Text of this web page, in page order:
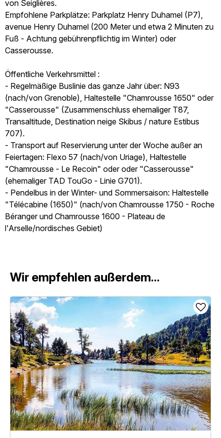
von Seiglières.
Empfohlene Parkplätze: Parkplatz Henry Duhamel (P7),
avenue Henry Duhamel (200 Meter und etwa 2 Minuten zu
Fuß - Achtung gebührenpflichtig im Winter) oder
Casserousse.
Öffentliche Verkehrsmittel :
- Regelmäßige Buslinie das ganze Jahr über: N93
(nach/von Grenoble), Haltestelle "Chamrousse 1650" oder
"Casserousse" (Zusammenschluss ehemaliger T87,
Transaltitude, Destination neige Skibus / nature Estibus
707).
- Transport auf Reservierung unter der Woche außer an
Feiertagen: Flexo 57 (nach/von Uriage), Haltestelle
"Chamrousse - Le Recoin" oder oder "Casserousse"
(ehemaliger TAD TouGo - Linie G701).
- Pendelbus in der Winter- und Sommersaison: Haltestelle
"Télécabine (1650)" (nach/von Chamrousse 1750 - Roche
Béranger und Chamrousse 1600 - Plateau de
l'Arselle/nordisches Gebiet)
Wir empfehlen außerdem...